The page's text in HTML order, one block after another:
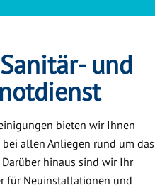
und
bieten wir Ihnen
allen Anliegen rund um das
hinaus sind wir Ihr
für Neuinstallationen und